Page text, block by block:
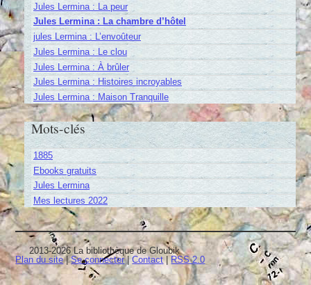
Jules Lermina : La peur
Jules Lermina : La chambre d’hôtel
jules Lermina : L’envoûteur
Jules Lermina : Le clou
Jules Lermina : À brûler
Jules Lermina : Histoires incroyables
Jules Lermina : Maison Tranquille
Mots-clés
1885
Ebooks gratuits
Jules Lermina
Mes lectures 2022
2013-2026 La bibliothèque de Gloubik
Plan du site|Se connecter|Contact|RSS 2.0